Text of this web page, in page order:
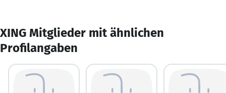
XING Mitglieder mit ähnlichen
Profilangaben